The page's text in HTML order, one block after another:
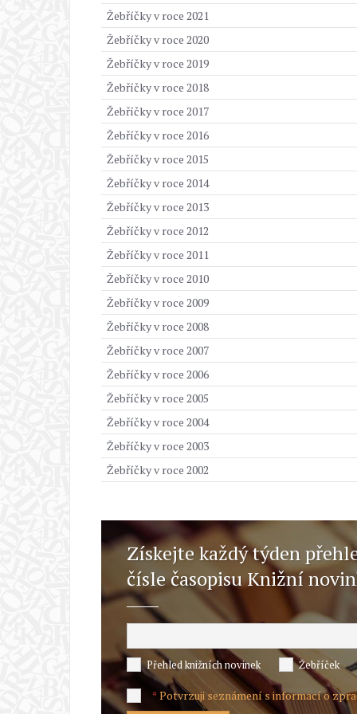
Žebříčky v roce 2021
Žebříčky v roce 2020
Žebříčky v roce 2019
Žebříčky v roce 2018
Žebříčky v roce 2017
Žebříčky v roce 2016
Žebříčky v roce 2015
Žebříčky v roce 2014
Žebříčky v roce 2013
Žebříčky v roce 2012
Žebříčky v roce 2011
Žebříčky v roce 2010
Žebříčky v roce 2009
Žebříčky v roce 2008
Žebříčky v roce 2007
Žebříčky v roce 2006
Žebříčky v roce 2005
Žebříčky v roce 2004
Žebříčky v roce 2003
Žebříčky v roce 2002
Získejte každý týden
čísle časopisu Knižní
Přehled knižních novinek Žebříček
*Potvrzuji seznámení s informací o